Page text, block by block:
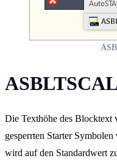
Die Texthöhe des Blocktext
gesperrten Starter Symbolen
wird auf den Standardwert